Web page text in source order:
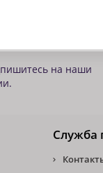
на наши
Служба